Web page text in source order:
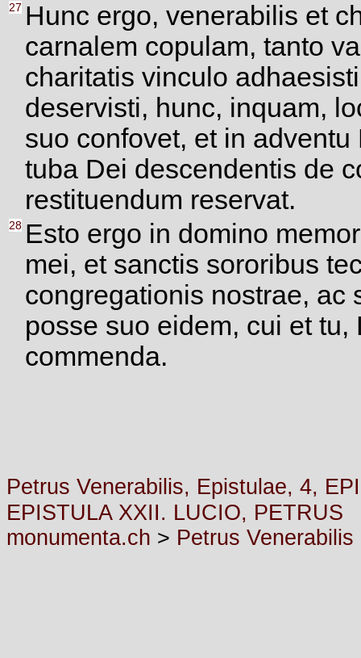
27 Hunc ergo, venerabilis et
carnalem copulam, tanto
charitatis vinculo
deservisti, hunc, inquam,
suo confovet, et in
tuba Dei descendentis de
restituendum reservat.
28 Esto ergo in domino
mei, et sanctis sororibus
congregationis nostrae, ac
posse suo eidem, cui et
commenda.
Petrus Venerabilis, Epistulae, 4,
EPISTULA XXII. LUCIO, PETRUS
monumenta.ch > Petrus Venerabilis